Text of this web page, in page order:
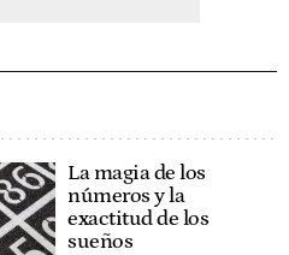
La magia de los
números y la
exactitud de los
sueños